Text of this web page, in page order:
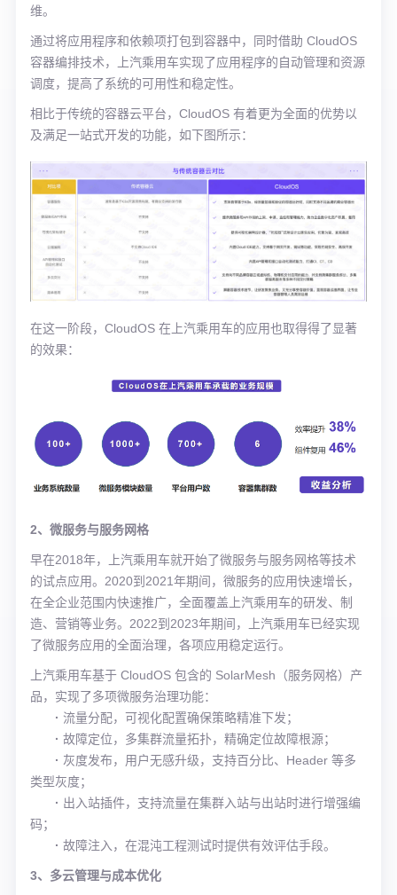
维。
通过将应用程序和依赖项打包到容器中，同时借助 CloudOS
容器编排技术，上汽乘用车实现了应用程序的自动管理和资源
调度，提高了系统的可用性和稳定性。
相比于传统的容器云平台，CloudOS 有着更为全面的优势以
及满足一站式开发的功能，如下图所示：
在这一阶段，CloudOS 在上汽乘用车的应用也取得得了显著
的效果：
2、微服务与服务网格
早在2018年，上汽乘用车就开始了微服务与服务网格等技术
的试点应用。2020到2021年期间，微服务的应用快速增长，
在全企业范围内快速推广，全面覆盖上汽乘用车的研发、制
造、营销等业务。2022到2023年期间，上汽乘用车已经实现
了微服务应用的全面治理，各项应用稳定运行。
上汽乘用车基于 CloudOS 包含的 SolarMesh（服务网格）产
品，实现了多项微服务治理功能：
· 流量分配，可视化配置确保策略精准下发；
· 故障定位，多集群流量拓扑，精确定位故障根源；
· 灰度发布，用户无感升级，支持百分比、Header 等多
类型灰度；
· 出入站插件，支持流量在集群入站与出站时进行增强编
码；
· 故障注入，在混沌工程测试时提供有效评估手段。
3、多云管理与成本优化